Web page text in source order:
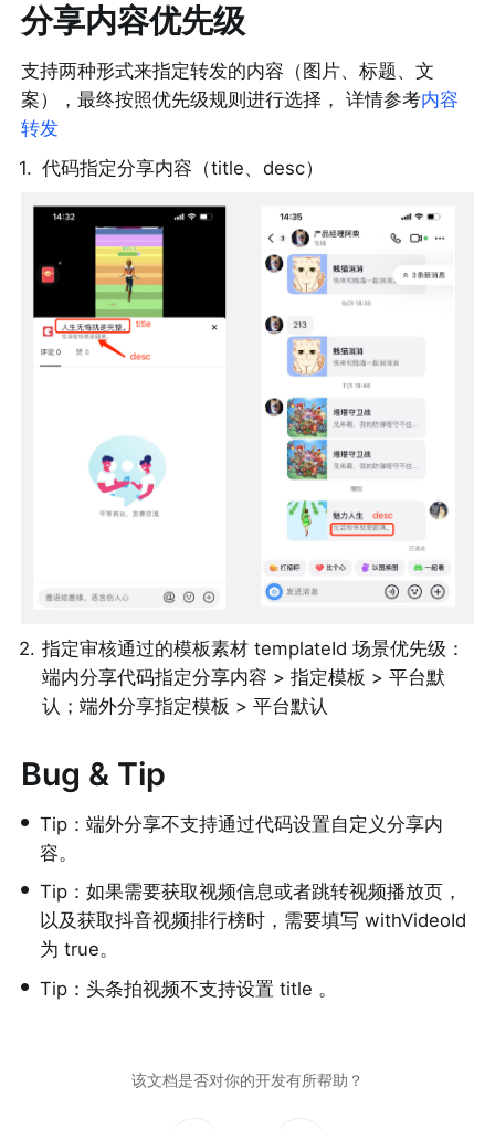
分享内容优先级
支持两种形式来指定转发的内容（图片、标题、文
案），最终按照优先级规则进行选择， 详情参考内容
转发
1. 代码指定分享内容（title、desc）
2. 指定审核通过的模板素材 templateId 场景优先级：
端内分享代码指定分享内容 > 指定模板 > 平台默
认；端外分享指定模板 > 平台默认
Bug & Tip
• Tip：端外分享不支持通过代码设置自定义分享内
容。
• Tip：如果需要获取视频信息或者跳转视频播放页，
以及获取抖音视频排行榜时，需要填写 withVideoId
为 true。
• Tip：头条拍视频不支持设置 title 。
该文档是否对你的开发有所帮助？